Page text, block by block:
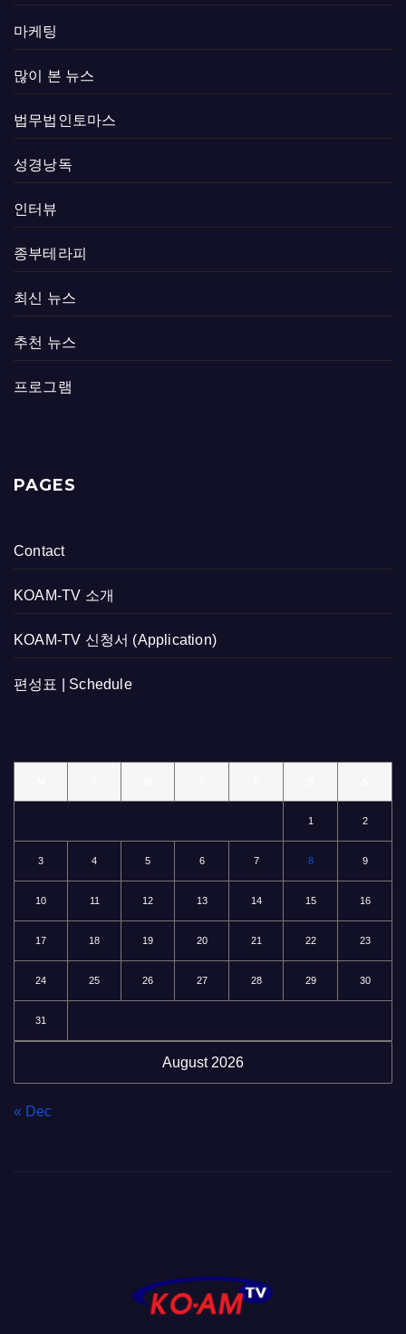
마케팅
많이 본 뉴스
법무법인토마스
성경낭독
인터뷰
종부테라피
최신 뉴스
추천 뉴스
프로그램
PAGES
Contact
KOAM-TV 소개
KOAM-TV 신청서 (Application)
편성표 | Schedule
August 2026
1 2
3 4 5 6 7 8 9
10 11 12 13 14 15 16
17 18 19 20 21 22 23
24 25 26 27 28 29 30
31
« Dec